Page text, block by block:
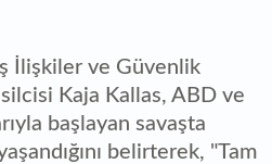
İlişkiler ve Güvenlik
Kaja Kallas, ABD ve
başlayan savaşta
belirterek, "Tam